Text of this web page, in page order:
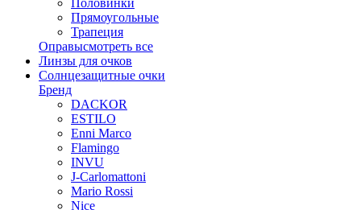
Прямоугольные
Трапеция
Оправысмотреть все
Линзы для очков
Солнцезащитные очки
Бренд
DACKOR
ESTILO
Enni Marco
Flamingo
INVU
J-Carlomattoni
Mario Rossi
Nice